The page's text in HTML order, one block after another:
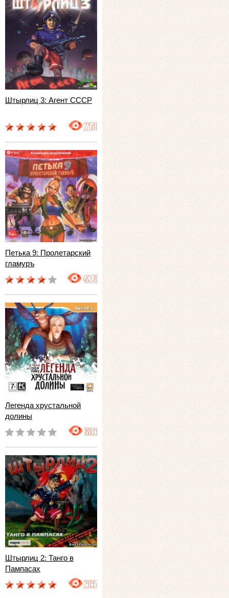
Штырлиц 3: Агент СССР
22581
Петька 9: Пролетарский
гламуръ
48378
Легенда хрустальной
долины
18809
Штырлиц 2: Танго в
Пампасах
29195